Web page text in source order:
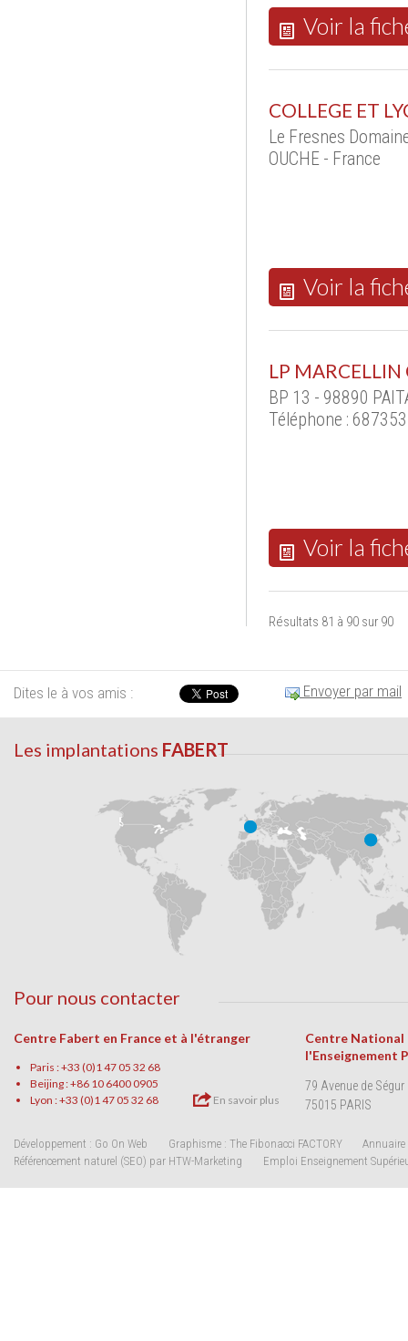
Voir la
COLLEGE ET
Le Fresnes
OUCHE - France
Voir la
LP
BP 13 - 98890
Téléphone :
Voir la
Résultats 81 à 90 sur 90
Dites le à vos amis : Envoyer par mail
Les implantations FABERT
Pour nous contacter
Centre Fabert en France et à l'étranger
Paris : +33 (0)1 47 05 32 68
Beijing : +86 10 6400 0905
Lyon : +33 (0)1 47 05 32 68
En savoir plus
Centre National
l'Enseignement
79 Avenue de Ségur
75015 PARIS
Développement : Go On Web Graphisme : The Fibonacci FACTORY
Annuaire
Référencement naturel (SEO) par HTW-Marketing
Emploi Enseignement